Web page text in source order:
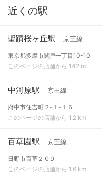
近くの駅
聖蹟桜ヶ丘駅 京王線
東京都多摩市関戸一丁目10-10
このページの店舗から 142 m
中河原駅 京王線
府中市住吉町２-１-１６
このページの店舗から 1.2 km
百草園駅 京王線
日野市百草２０９
このページの店舗から 1.6 km